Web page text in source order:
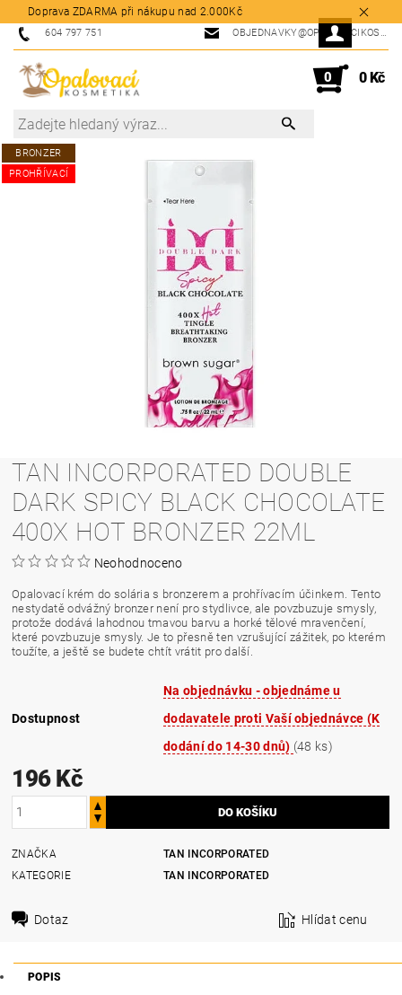
Doprava ZDARMA při nákupu nad 2.000Kč
604 797 751 OBJEDNAVKY@OPALOVACIKOSMETIKA.CZ
0 0 Kč
BRONZER
PROHŘÍVACÍ
TAN INCORPORATED DOUBLE
DARK SPICY BLACK CHOCOLATE
400X HOT BRONZER 22ML
Neohodnoceno
Opalovací krém do solária s bronzerem a prohřívacím účinkem. Tento
nestydatě odvážný bronzer není pro stydlivce, ale povzbuzuje smysly,
protože dodává lahodnou tmavou barvu a horké tělové mravenčení,
které povzbuzuje smysly. Je to přesně ten vzrušující zážitek, po kterém
toužíte, a ještě se budete chtít vrátit pro další.
Dostupnost
Na objednávku - objednáme u
dodavatele proti Vaší objednávce (K
dodání do 14-30 dnů) (48 ks)
196 Kč
ZNAČKA
TAN INCORPORATED
KATEGORIE
TAN INCORPORATED
Dotaz Hlídat cenu
POPIS